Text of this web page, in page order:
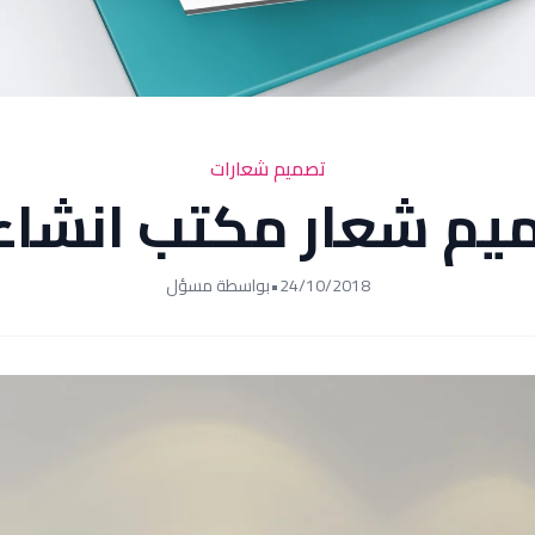
تصميم شعارات
شعار مكتب
24/10/2018
•بواسطة مسؤل